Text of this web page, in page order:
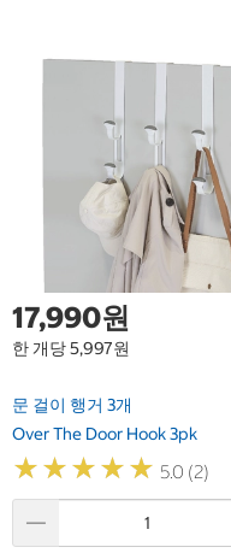
17,990원
한 개당 5,997원
문 걸이 행거 3개
Over The Door Hook 3pk
★★★★★
★★★★★ 5.0 (2)